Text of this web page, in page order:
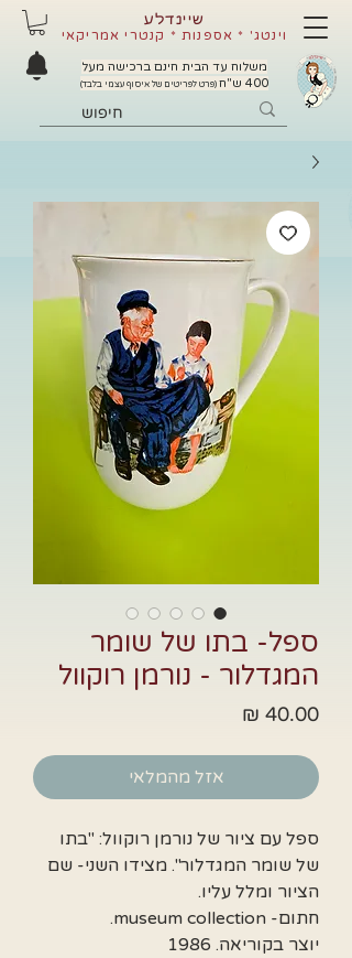
שיינדלע
וינטג' * אספנות * קנטרי אמריקאי
משלוח עד הבית חינם ברכישה מעל
400 ש"ח
(פרט לפריטים של איסוף עצמי בלבד)
ספל- בתו של שומר
המגדלור - נורמן רוקוול
אזל מהמלאי
ספל עם ציור של נורמן רוקוול: "בתו
של שומר המגדלור". מצידו השני- שם
הציור ומלל עליו.
חתום- museum collection.
יוצר בקוריאה. 1986